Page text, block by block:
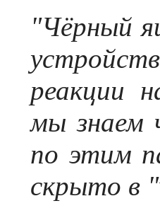
"Чёрный
реакции
мы знаем
по этим
скрыто в